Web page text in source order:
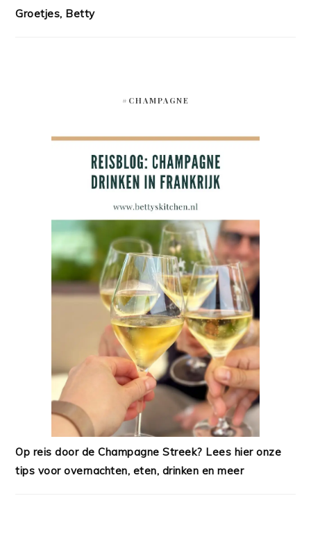
Groetjes, Betty
#CHAMPAGNE
Op reis door de Champagne Streek? Lees hier onze
tips voor overnachten, eten, drinken en meer